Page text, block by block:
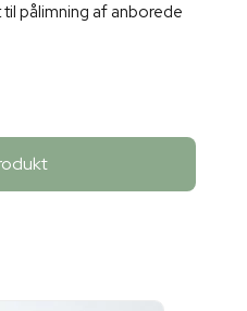
pålimning af anborede